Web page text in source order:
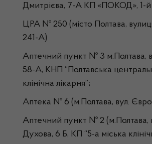
Дмитрієва, 7-А КП «ПОКОД», 1-й
ЦРА № 250 (місто Полтава,
241-А)
Аптечний пункт № 3 м.Полтава,
58-А, КНП “Полтавська
клінічна лікарня”;
Аптека № 6 (м.Полтава, вул.
Аптечний пункт № 2 (м.Полтава,
Духова, 6 Б, КП “5-а міська